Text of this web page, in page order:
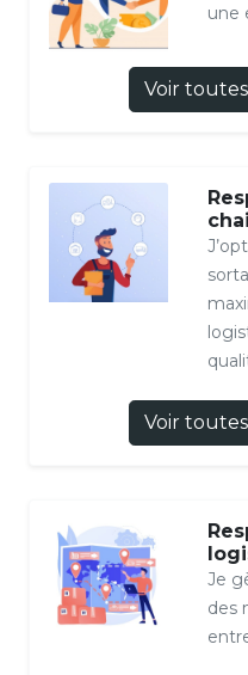
une
Voir
Voir
Je
des